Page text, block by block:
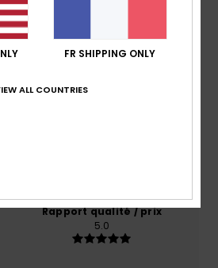
moyenne
5.0
Rapport qualité / prix
5.0
FR SHIPPING ONLY
ALL COUNTRIES